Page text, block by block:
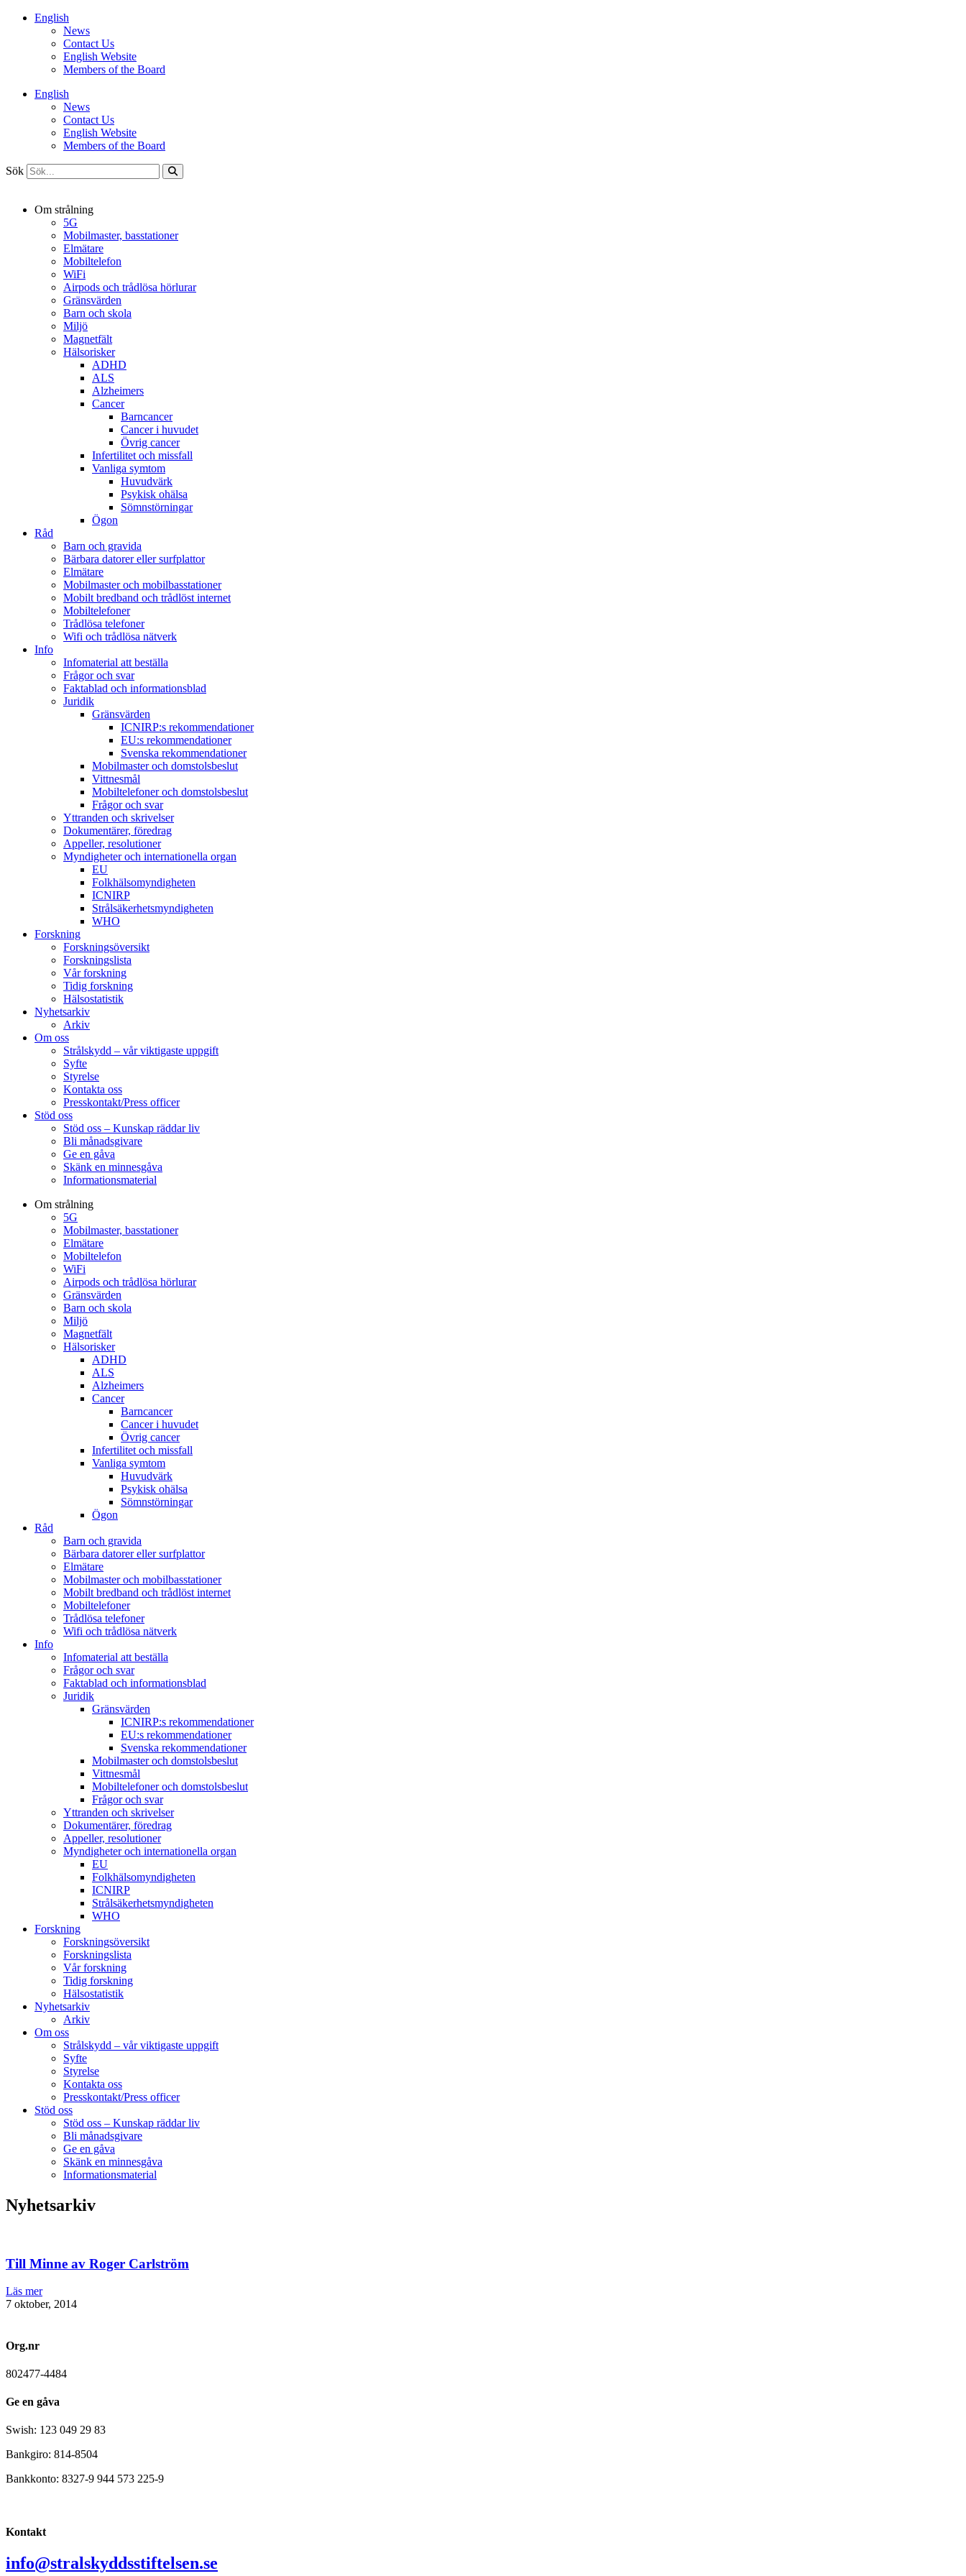
HoppaEnglish
News
Contact Us
English Website
Members of the Board
English
News
Contact Us
English Website
Members of the Board
Sök
Om strålning
5G
Mobilmaster, basstationer
Elmätare
Mobiltelefon
WiFi
Airpods och trådlösa hörlurar
Gränsvärden
Barn och skola
Miljö
Magnetfält
Hälsorisker
ADHD
ALS
Alzheimers
Cancer
Barncancer
Cancer i huvudet
Övrig cancer
Infertilitet och missfall
Vanliga symtom
Huvudvärk
Psykisk ohälsa
Sömnstörningar
Ögon
Råd
Barn och gravida
Bärbara datorer eller surfplattor
Elmätare
Mobilmaster och mobilbasstationer
Mobilt bredband och trådlöst internet
Mobiltelefoner
Trådlösa telefoner
Wifi och trådlösa nätverk
Info
Infomaterial att beställa
Frågor och svar
Faktablad och informationsblad
Juridik
Gränsvärden
ICNIRP:s rekommendationer
EU:s rekommendationer
Svenska rekommendationer
Mobilmaster och domstolsbeslut
Vittnesmål
Mobiltelefoner och domstolsbeslut
Frågor och svar
Yttranden och skrivelser
Dokumentärer, föredrag
Appeller, resolutioner
Myndigheter och internationella organ
EU
Folkhälsomyndigheten
ICNIRP
Strålsäkerhetsmyndigheten
WHO
Forskning
Forskningsöversikt
Forskningslista
Vår forskning
Tidig forskning
Hälsostatistik
Nyhetsarkiv
Arkiv
Om oss
Strålskydd – vår viktigaste uppgift
Syfte
Styrelse
Kontakta oss
Presskontakt/Press officer
Stöd oss
Stöd oss – Kunskap räddar liv
Bli månadsgivare
Ge en gåva
Skänk en minnesgåva
Informationsmaterial
Om strålning
5G
Mobilmaster, basstationer
Elmätare
Mobiltelefon
WiFi
Airpods och trådlösa hörlurar
Gränsvärden
Barn och skola
Miljö
Magnetfält
Hälsorisker
ADHD
ALS
Alzheimers
Cancer
Barncancer
Cancer i huvudet
Övrig cancer
Infertilitet och missfall
Vanliga symtom
Huvudvärk
Psykisk ohälsa
Sömnstörningar
Ögon
Råd
Barn och gravida
Bärbara datorer eller surfplattor
Elmätare
Mobilmaster och mobilbasstationer
Mobilt bredband och trådlöst internet
Mobiltelefoner
Trådlösa telefoner
Wifi och trådlösa nätverk
Info
Infomaterial att beställa
Frågor och svar
Faktablad och informationsblad
Juridik
Gränsvärden
ICNIRP:s rekommendationer
EU:s rekommendationer
Svenska rekommendationer
Mobilmaster och domstolsbeslut
Vittnesmål
Mobiltelefoner och domstolsbeslut
Frågor och svar
Yttranden och skrivelser
Dokumentärer, föredrag
Appeller, resolutioner
Myndigheter och internationella organ
EU
Folkhälsomyndigheten
ICNIRP
Strålsäkerhetsmyndigheten
WHO
Forskning
Forskningsöversikt
Forskningslista
Vår forskning
Tidig forskning
Hälsostatistik
Nyhetsarkiv
Arkiv
Om oss
Strålskydd – vår viktigaste uppgift
Syfte
Styrelse
Kontakta oss
Presskontakt/Press officer
Stöd oss
Stöd oss – Kunskap räddar liv
Bli månadsgivare
Ge en gåva
Skänk en minnesgåva
Informationsmaterial
Nyhetsarkiv
Till Minne av Roger Carlström
Läs mer
7 oktober, 2014
Org.nr
802477-4484
Ge en gåva
Swish: 123 049 29 83
Bankgiro: 814-8504
Bankkonto: 8327-9 944 573 225-9
Kontakt
info@stralskyddsstiftelsen.se